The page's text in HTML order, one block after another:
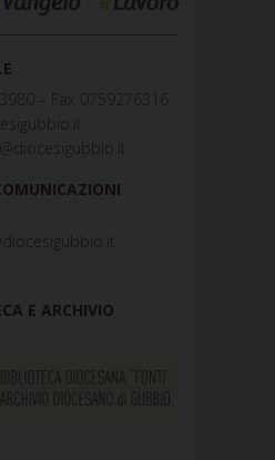
– Fax 0759276316
E ARCHIVIO